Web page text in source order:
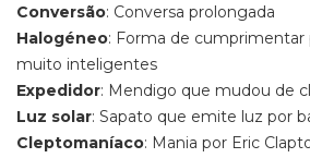
Conversão: Conversa prolongada
Halogéneo: Forma de cumprimentar
muito inteligentes
Expedidor: Mendigo que mudou de
Luz solar: Sapato que emite luz por
Cleptomaníaco: Mania por Eric